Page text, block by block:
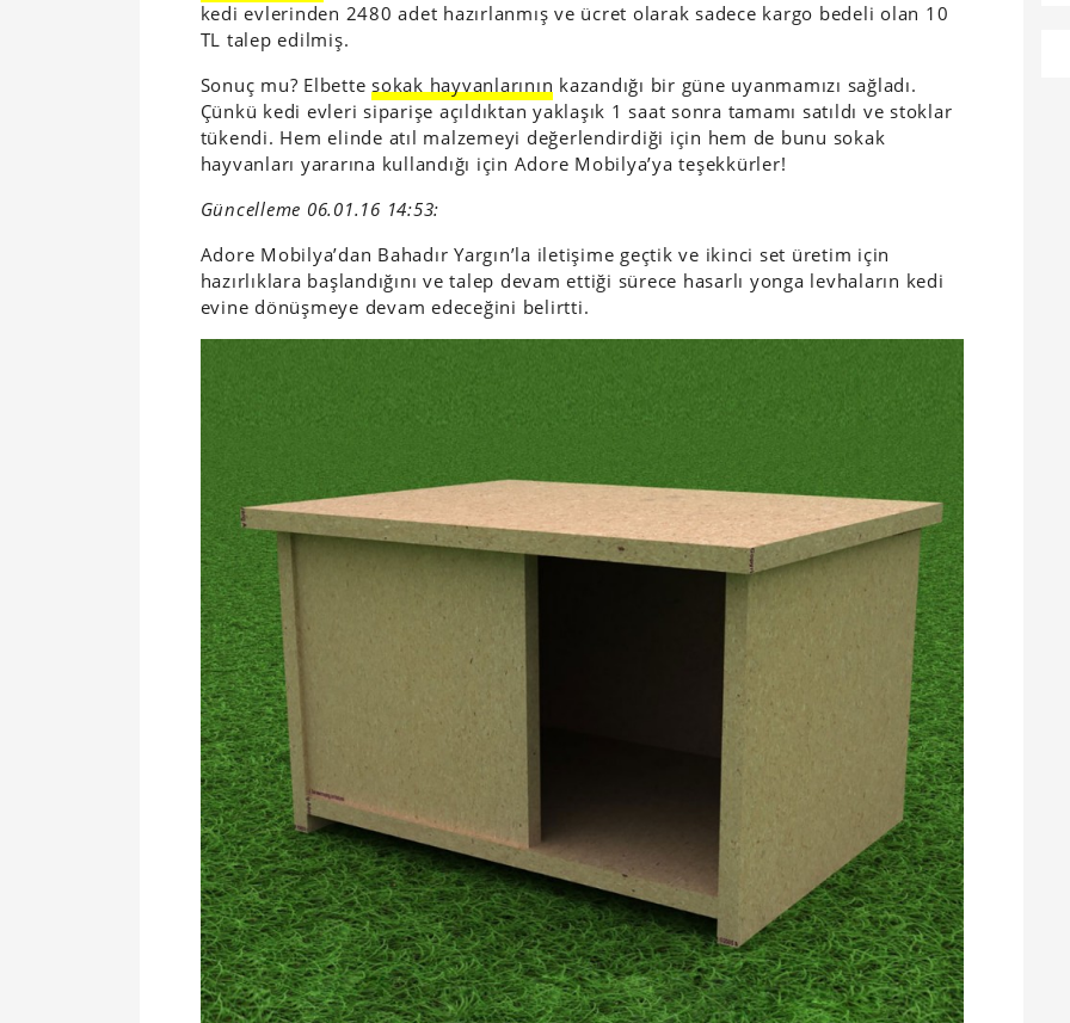
kedi evlerinden 2480 adet hazırlanmış ve ücret olarak sadece kargo bedeli olan 10
TL talep edilmiş.
Sonuç mu? Elbettesokak hayvanlarının kazandığı bir güne uyanmamızı sağladı.
Çünkü kedi evleri siparişe açıldıktan yaklaşık 1 saat sonra tamamı satıldı ve stoklar
tükendi. Hem elinde atıl malzemeyi değerlendirdiği için hem de bunu sokak
hayvanları yararına kullandığı için Adore Mobilya’ya teşekkürler!
Güncelleme 06.01.16 14:53:
Adore Mobilya’dan Bahadır Yargın’la iletişime geçtik ve ikinci set üretim için
hazırlıklara başlandığını ve talep devam ettiği sürece hasarlı yonga levhaların kedi
evine dönüşmeye devam edeceğini belirtti.